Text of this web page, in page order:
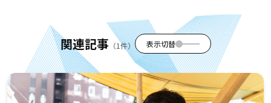
関連記事（1件） 表示切替